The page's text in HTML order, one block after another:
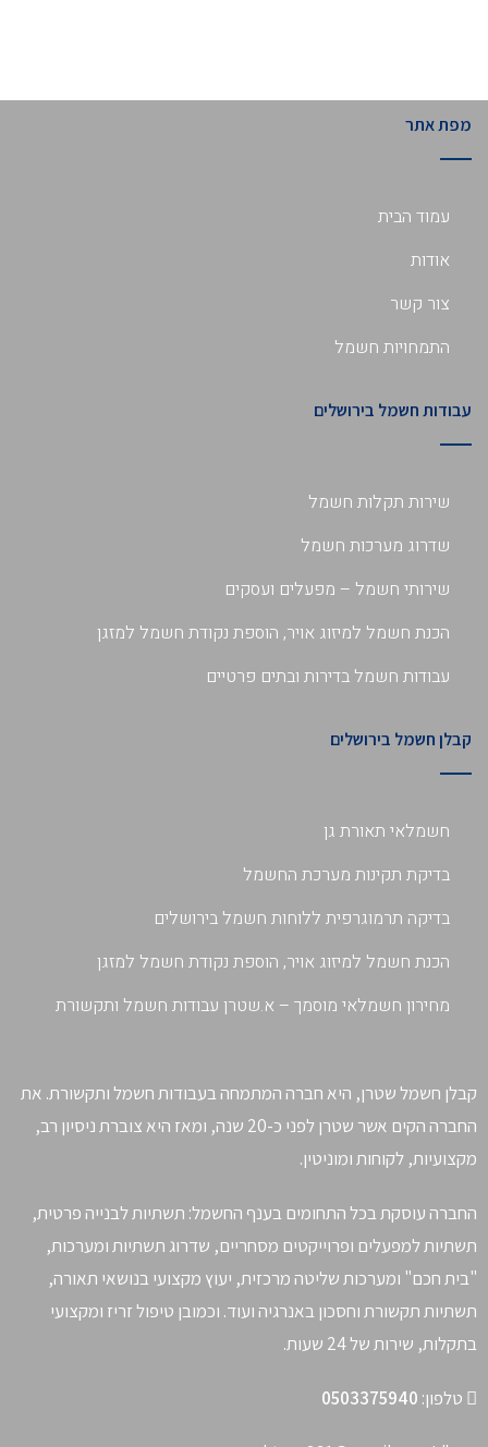
מפת אתר
עמוד הבית
אודות
צור קשר
התמחויות חשמל
עבודות חשמל בירושלים
שירות תקלות חשמל
שדרוג מערכות חשמל
שירותי חשמל – מפעלים ועסקים
הכנת חשמל למיזוג אויר, הוספת נקודת חשמל למזגן
עבודות חשמל בדירות ובתים פרטיים
קבלן חשמל בירושלים
חשמלאי תאורת גן
בדיקת תקינות מערכת החשמל
בדיקה תרמוגרפית ללוחות חשמל בירושלים
הכנת חשמל למיזוג אויר, הוספת נקודת חשמל למזגן
מחירון חשמלאי מוסמך – א.שטרן עבודות חשמל ותקשורת
קבלן חשמל שטרן, היא חברה המתמחה בעבודות חשמל ותקשורת. את
החברה הקים אשר שטרן לפני כ-20 שנה, ומאז היא צוברת ניסיון רב,
מקצועיות, לקוחות ומוניטין.
החברה עוסקת בכל התחומים בענף החשמל: תשתיות לבנייה פרטית,
תשתיות למפעלים ופרוייקטים מסחריים, שדרוג תשתיות ומערכות,
"בית חכם" ומערכות שליטה מרכזית, יעוץ מקצועי בנושאי תאורה,
תשתיות תקשורת וחסכון באנרגיה ועוד. וכמובן טיפול זריז ומקצועי
בתקלות, שירות של 24 שעות.
טלפון: 0503375940